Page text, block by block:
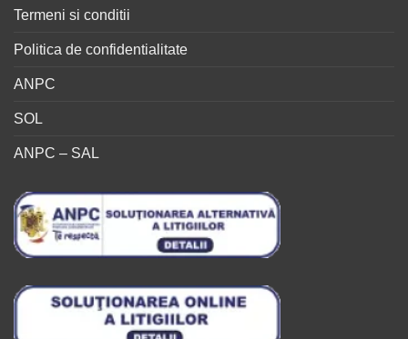
Termeni si conditii
Politica de confidentialitate
ANPC
SOL
ANPC – SAL